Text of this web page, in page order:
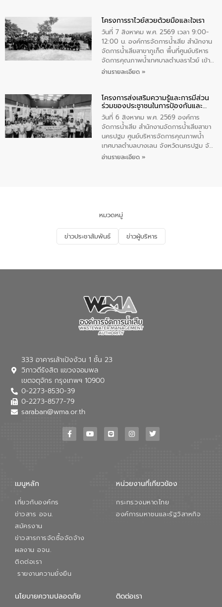
ทองคำและประกาศเกียรติคุณให้แก่ กำนัน
ผู้ใหญ่บ้านยอดเยี่ยม พร้อมกล่าวชื่นชม ให้
โอวาท และมอบนโยบาย
โครงการราไวย์สวยด้วยมือและใจเรา
วันที่ 7 สิงหาคม พ.ศ. 2569 เวลา 9:00-
12:00 น. องค์การจัดการน้ำเสีย สำนักงาน
จัดการน้ำเสียสาขาภูเก็ต พื้นที่ศูนย์บริหาร
จัดการคุณภาพน้ำเทศบาลตำบลราไวย์ เข้า
ร่วมโครงการราไวย์สวยด้วยมือและใจเรา
ประชาชน ตัวแทนจากโรงแรมต่างๆ ในเขต
เทศบาลตำบลราไวย์ ศูนย์บริหารจัดการ
คุณภาพน้ำเทศบาลตำบลราไวย์ นำโดยนาย
น้อย แก้วเศษ ผู้จัดการสำนักงานจัดการน้ำ
เสียสาขาภูเก็ต พร้อมด้วยเจ้าหน้าที่ จำนวน
5 คน ร่วมทำกิจกรรม ทำความสะอาด
ชายหาดและแหล่งท่องเที่ยว ณ บริเวณ
อ่านรายละเอียด »
โครงการส่งเสริมความรู้และการมีส่วน
ร่วมของประชาชนในการป้องกันและ
แก้ไขปัญหาน้ำเสียอย่างยั่งยืน
วันที่ 6 สิงหาคม พ.ศ. 2569 องค์การ
จัดการน้ำเสีย สำนักงานจัดการน้ำเสียสาขา
นครปฐม ศูนย์บริหารจัดการคุณภาพน้ำ
เทศบาลตำบลบางเลน จังหวัดนครปฐม จัด
กิจกรรมภายใต้โครงการส่งเสริมความรู้และ
จัดการน้ำเสียและสร้างจิตสำนึกในการ
อนุรักษ์สิ่งแวดล้อม ในหัวข้อ “น้ำเสียชุมชน
และการบำบัดน้ำเสียเบื้องต้น” โดยให้ความรู้
เกี่ยวกับสาเหตุและผลกระทบของน้ำเสีย
ณ เทศบาลตำบลบางเลน จังหวัดนครปฐม
อ่านรายละเอียด »
หมวดหมู่
ข่าวประชาสัมพันธ์ ข่าวผู้บริหาร
333 อาคารเล้าเป้งง้วน 1 ชั้น 23
วิภาวดีรังสิต แขวงจอมพล
เขตจตุจักร กรุงเทพฯ 10900
0-2273-8530-39
0-2273-8577-79
saraban@wma.or.th
เมนูหลัก
เกี่ยวกับองค์กร
ข่าวสาร อจน.
สมัครงาน
ข่าวสารการจัดซื้อจัดจ้าง
ผลงาน อจน.
ติดต่อเรา
รายงานความยั่งยืน
หน่วยงานที่เกียวข้อง
กระทรวงมหาดไทย
องค์การมหาชนและรัฐวิสาหกิจ
นโยบายความปลอดภัย ติดต่อเรา